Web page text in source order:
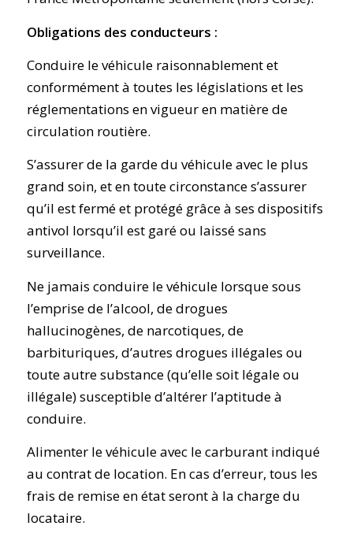
Obligations des conducteurs :
Conduire le véhicule raisonnablement et
conformément à toutes les législations et les
réglementations en vigueur en matière de
circulation routière.
S’assurer de la garde du véhicule avec le plus
grand soin, et en toute circonstance s’assurer
qu’il est fermé et protégé grâce à ses dispositifs
antivol lorsqu’il est garé ou laissé sans
surveillance.
Ne jamais conduire le véhicule lorsque sous
l’emprise de l’alcool, de drogues
hallucinogènes, de narcotiques, de
barbituriques, d’autres drogues illégales ou
toute autre substance (qu’elle soit légale ou
illégale) susceptible d’altérer l’aptitude à
conduire.
Alimenter le véhicule avec le carburant indiqué
au contrat de location. En cas d’erreur, tous les
frais de remise en état seront à la charge du
locataire.